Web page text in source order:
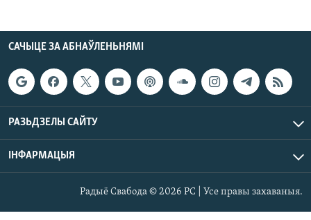
САЧЫЦЕ ЗА АБНАЎЛЕНЬНЯМІ
РАЗЬДЗЕЛЫ САЙТУ
ІНФАРМАЦЫЯ
Радыё Свабода © 2026 РС | Усе правы захаваныя.